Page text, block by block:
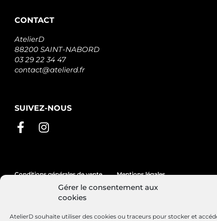
Gérer le consentement aux
cookies
AtelierD souhaite utiliser des cookies ou traceurs pour stocker et
CONTACT
AtelierD
88200 SAINT-NABORD
03 29 22 34 47
contact@atelierd.fr
SUIVEZ-NOUS
Conditions générales de vente Mentions légales
Politique de cookies